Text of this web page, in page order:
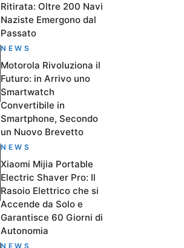
Ritirata: Oltre 200 Navi
Naziste Emergono dal
Passato
NEWS
Motorola Rivoluziona il
Futuro: in Arrivo uno
Smartwatch
Convertibile in
Smartphone, Secondo
un Nuovo Brevetto
NEWS
Xiaomi Mijia Portable
Electric Shaver Pro: Il
Rasoio Elettrico che si
Accende da Solo e
Garantisce 60 Giorni di
Autonomia
NEWS